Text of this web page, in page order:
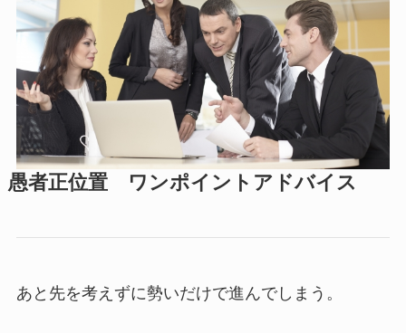
愚者正位置 ワンポイントアドバイス
あと先を考えずに勢いだけで進んでしまう。